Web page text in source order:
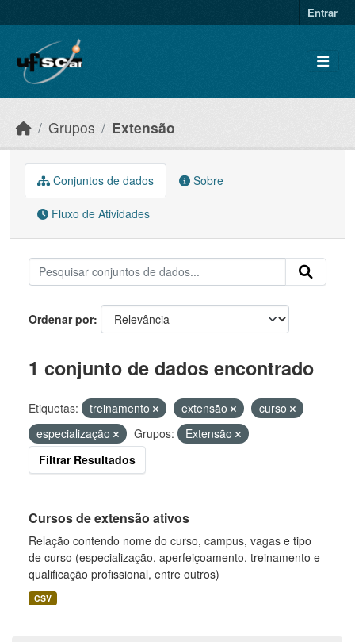
Entrar
Grupos Extensão
Conjuntos de dados Sobre
Fluxo de Atividades
Ordenar por
1 conjunto de dados encontrado
Etiquetas: treinamento extensão
curso
especialização
Grupos:
Extensão
Filtrar Resultados
Cursos de extensão ativos
Relação contendo nome do curso, campus, vagas e tipo
de curso (especialização, aperfeiçoamento, treinamento e
qualificação profissional, entre outros)
CSV